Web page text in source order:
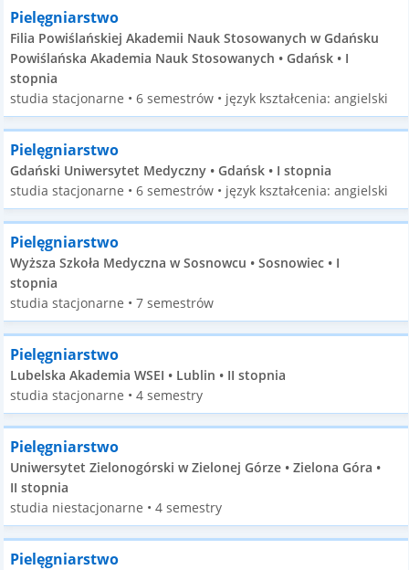
Pielęgniarstwo
Filia Powiślańskiej Akademii Nauk Stosowanych w Gdańsku
Powiślańska Akademia Nauk Stosowanych • Gdańsk • I
stopnia
studia stacjonarne • 6 semestrów • język kształcenia: angielski
Pielęgniarstwo
Gdański Uniwersytet Medyczny • Gdańsk • I stopnia
studia stacjonarne • 6 semestrów • język kształcenia: angielski
Pielęgniarstwo
Wyższa Szkoła Medyczna w Sosnowcu • Sosnowiec • I
stopnia
studia stacjonarne • 7 semestrów
Pielęgniarstwo
Lubelska Akademia WSEI • Lublin • II stopnia
studia stacjonarne • 4 semestry
Pielęgniarstwo
Uniwersytet Zielonogórski w Zielonej Górze • Zielona Góra •
II stopnia
studia niestacjonarne • 4 semestry
Pielęgniarstwo